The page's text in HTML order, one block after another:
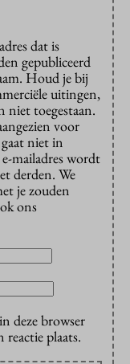
dat is
gepubliceerd
Houd je bij
uitingen,
niet toegestaan.
voor
niet in
e-mailadres wordt
derden. We
je zouden
ons
deze browser
reactie plaats.